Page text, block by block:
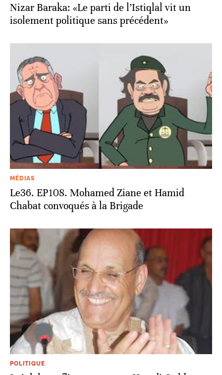
Nizar Baraka: «Le parti de l’Istiqlal vit un
isolement politique sans précédent»
MÉDIAS
Le36. EP108. Mohamed Ziane et Hamid
Chabat convoqués à la Brigade
POLITIQUE